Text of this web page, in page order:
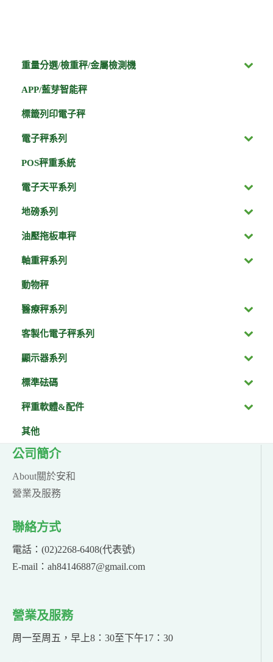
重量分選/檢重秤/金屬檢測機
APP/藍芽智能秤
標籤列印電子秤
電子秤系列
POS秤重系統
電子天平系列
地磅系列
油壓拖板車秤
軸重秤系列
動物秤
醫療秤系列
客製化電子秤系列
顯示器系列
標準砝碼
秤重軟體&配件
其他
公司簡介
About關於安和
營業及服務
聯絡方式
電話：(02)2268-6408(代表號)
E-mail：ah84146887@gmail.com
營業及服務
周一至周五，早上8：30至下午17：30